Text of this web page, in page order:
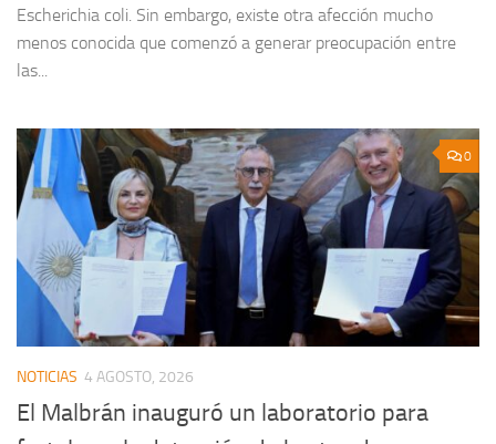
Escherichia coli. Sin embargo, existe otra afección mucho
menos conocida que comenzó a generar preocupación entre
las...
0
NOTICIAS 4 AGOSTO, 2026
El Malbrán inauguró un laboratorio para